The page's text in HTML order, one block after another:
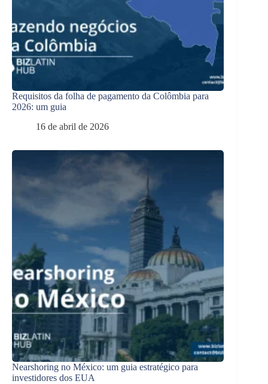
Requisitos da folha de pagamento da Colômbia para
2026: um guia
16 de abril de 2026
Nearshoring no México: um guia estratégico para
investidores dos EUA